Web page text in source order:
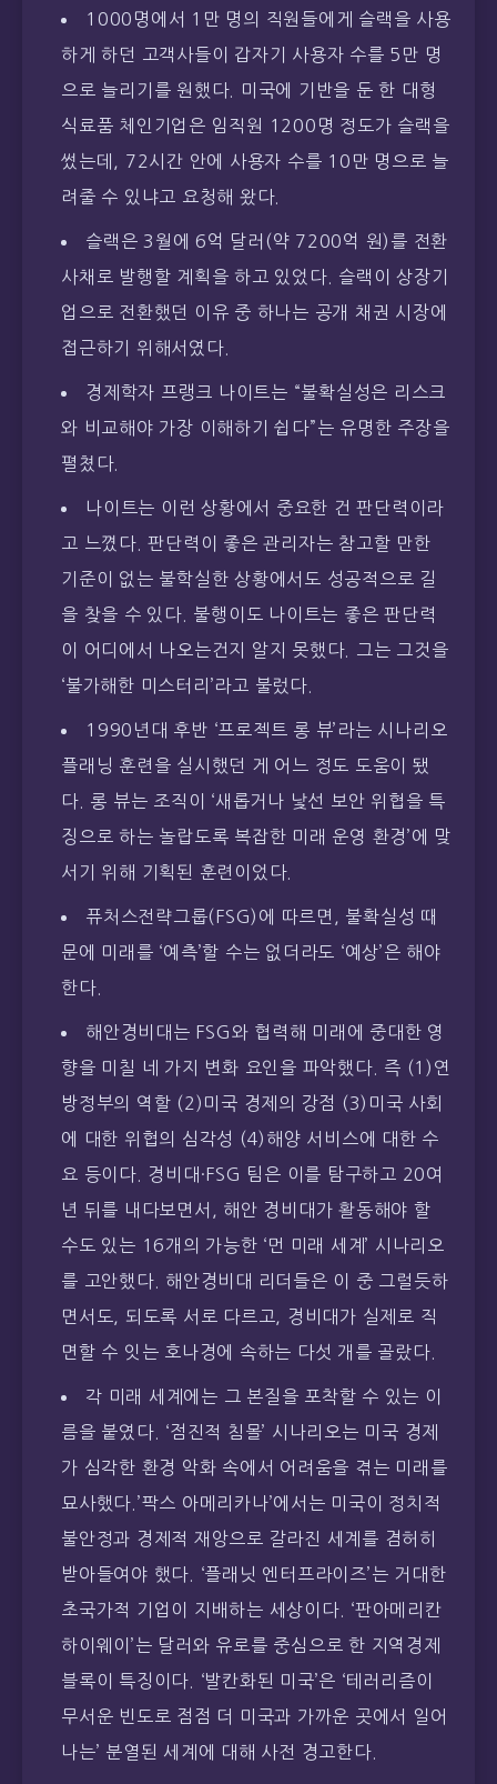
1000명에서 1만 명의 직원들에게 슬랙을 사용
하게 하던 고객사들이 갑자기 사용자 수를 5만 명
으로 늘리기를 원했다. 미국에 기반을 둔 한 대형
식료품 체인기업은 임직원 1200명 정도가 슬랙을
썼는데, 72시간 안에 사용자 수를 10만 명으로 늘
려줄 수 있냐고 요청해 왔다.
슬랙은 3월에 6억 달러(약 7200억 원)를 전환
사채로 발행할 계획을 하고 있었다. 슬랙이 상장기
업으로 전환했던 이유 중 하나는 공개 채권 시장에
접근하기 위해서였다.
경제학자 프랭크 나이트는 “불확실성은 리스크
와 비교해야 가장 이해하기 쉽다”는 유명한 주장을
펼쳤다.
나이트는 이런 상황에서 중요한 건 판단력이라
고 느꼈다. 판단력이 좋은 관리자는 참고할 만한
기준이 없는 불학실한 상황에서도 성공적으로 길
을 찾을 수 있다. 불행이도 나이트는 좋은 판단력
이 어디에서 나오는건지 알지 못했다. 그는 그것을
‘불가해한 미스터리’라고 불렀다.
1990년대 후반 ‘프로젝트 롱 뷰’라는 시나리오
플래닝 훈련을 실시했던 게 어느 정도 도움이 됐
다. 롱 뷰는 조직이 ‘새롭거나 낯선 보안 위협을 특
징으로 하는 놀랍도록 복잡한 미래 운영 환경’에 맞
서기 위해 기획된 훈련이었다.
퓨처스전략그룹(FSG)에 따르면, 불확실성 때
문에 미래를 ‘예측’할 수는 없더라도 ‘예상’은 해야
한다.
해안경비대는 FSG와 협력해 미래에 중대한 영
향을 미칠 네 가지 변화 요인을 파악했다. 즉 (1)연
방정부의 역할 (2)미국 경제의 강점 (3)미국 사회
에 대한 위협의 심각성 (4)해양 서비스에 대한 수
요 등이다. 경비대·FSG 팀은 이를 탐구하고 20여
년 뒤를 내다보면서, 해안 경비대가 활동해야 할
수도 있는 16개의 가능한 ‘먼 미래 세계’ 시나리오
를 고안했다. 해안경비대 리더들은 이 중 그럴듯하
면서도, 되도록 서로 다르고, 경비대가 실제로 직
면할 수 잇는 호나경에 속하는 다섯 개를 골랐다.
각 미래 세계에는 그 본질을 포착할 수 있는 이
름을 붙였다. ‘점진적 침몰’ 시나리오는 미국 경제
가 심각한 환경 악화 속에서 어려움을 겪는 미래를
묘사했다.’팍스 아메리카나’에서는 미국이 정치적
불안정과 경제적 재앙으로 갈라진 세계를 겸허히
받아들여야 했다. ‘플래닛 엔터프라이즈’는 거대한
초국가적 기업이 지배하는 세상이다. ‘판아메리칸
하이웨이’는 달러와 유로를 중심으로 한 지역경제
블록이 특징이다. ‘발칸화된 미국’은 ‘테러리즘이
무서운 빈도로 점점 더 미국과 가까운 곳에서 일어
나는’ 분열된 세계에 대해 사전 경고한다.